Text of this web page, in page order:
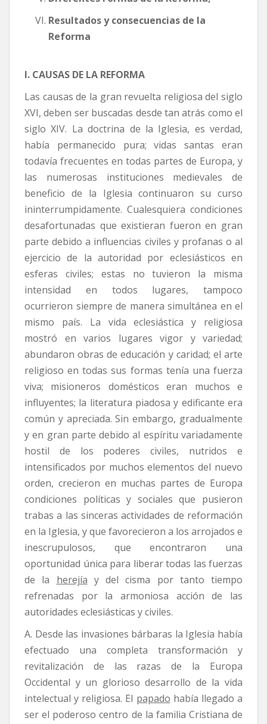
Resultados y consecuencias de la
Reforma
I. CAUSAS DE LA REFORMA
Las causas de la gran revuelta religiosa del siglo
XVI, deben ser buscadas desde tan atrás como el
siglo XIV. La doctrina de la Iglesia, es verdad,
había permanecido pura; vidas santas eran
todavía frecuentes en todas partes de Europa, y
las numerosas instituciones medievales de
beneficio de la Iglesia continuaron su curso
ininterrumpidamente. Cualesquiera condiciones
desafortunadas que existieran fueron en gran
parte debido a influencias civiles y profanas o al
ejercicio de la autoridad por eclesiásticos en
esferas civiles; estas no tuvieron la misma
intensidad en todos lugares, tampoco
ocurrieron siempre de manera simultánea en el
mismo país. La vida eclesiástica y religiosa
mostró en varios lugares vigor y variedad;
abundaron obras de educación y caridad; el arte
religioso en todas sus formas tenía una fuerza
viva; misioneros domésticos eran muchos e
influyentes; la literatura piadosa y edificante era
común y apreciada. Sin embargo, gradualmente
y en gran parte debido al espíritu variadamente
hostil de los poderes civiles, nutridos e
intensificados por muchos elementos del nuevo
orden, crecieron en muchas partes de Europa
condiciones políticas y sociales que pusieron
trabas a las sinceras actividades de reformación
en la Iglesia, y que favorecieron a los arrojados e
inescrupulosos, que encontraron una
oportunidad única para liberar todas las fuerzas
de la herejía y del cisma por tanto tiempo
refrenadas por la armoniosa acción de las
autoridades eclesiásticas y civiles.
A. Desde las invasiones bárbaras la Iglesia había
efectuado una completa transformación y
revitalización de las razas de la Europa
Occidental y un glorioso desarrollo de la vida
intelectual y religiosa. El papado había llegado a
ser el poderoso centro de la familia Cristiana de